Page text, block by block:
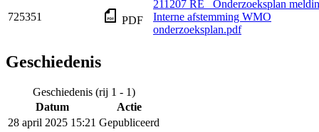
725351 PDF
211207 RE_ Onderzoeksplan
Interne afstemming WMO
onderzoeksplan.pdf
Geschiedenis
Geschiedenis (rij 1 - 1)
Datum
Actie
28 april 2025 15:21 Gepubliceerd